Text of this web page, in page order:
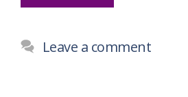
Leave a comment